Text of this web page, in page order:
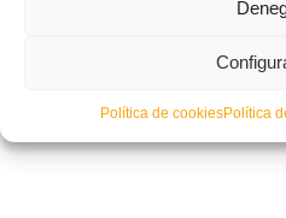
Política de cookiesPolítica